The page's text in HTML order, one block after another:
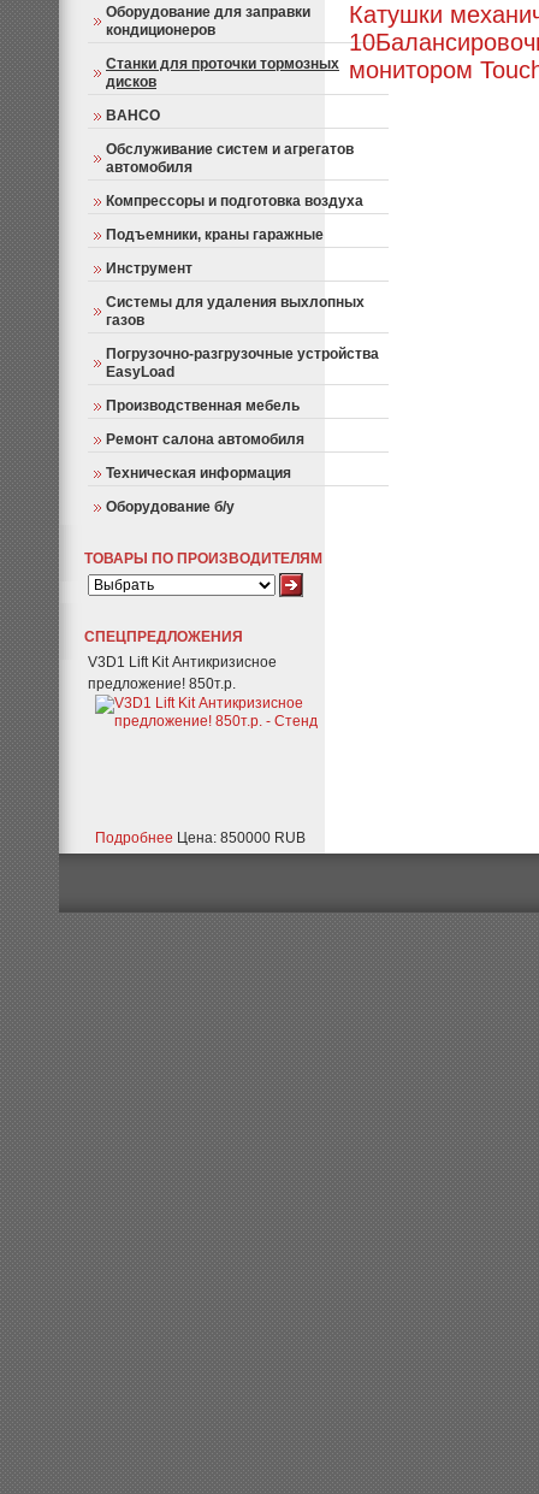
Оборудование для заправки
кондиционеров
Станки для проточки тормозных
дисков
BAHCO
Обслуживание систем и агрегатов
автомобиля
Компрессоры и подготовка воздуха
Подъемники, краны гаражные
Инструмент
Системы для удаления выхлопных
газов
Погрузочно-разгрузочные устройства
EasyLoad
Производственная мебель
Ремонт салона автомобиля
Техническая информация
Оборудование б/у
ТОВАРЫ ПО ПРОИЗВОДИТЕЛЯМ
СПЕЦПРЕДЛОЖЕНИЯ
V3D1 Lift Kit Антикризисное
предложение! 850т.р.
Подробнее Цена: 850000 RUB
Катушки
10
монитором